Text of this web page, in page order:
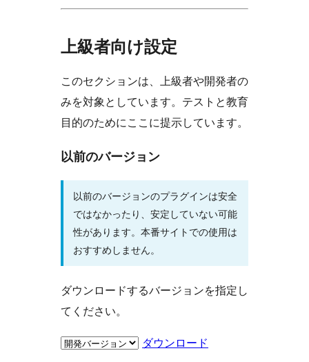
上級者向け設定
このセクションは、上級者や開発者の
みを対象としています。テストと教育
目的のためにここに提示しています。
以前のバージョン
以前のバージョンのプラグインは安全
ではなかったり、安定していない可能
性があります。本番サイトでの使用は
おすすめしません。
ダウンロードするバージョンを指定し
てください。
ダウンロード